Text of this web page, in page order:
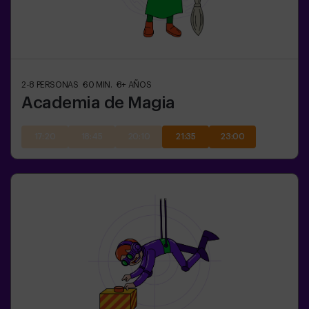
2-8 PERSONAS 60 MIN. 8+ AÑOS
Academia de Magia
21:35 23:00